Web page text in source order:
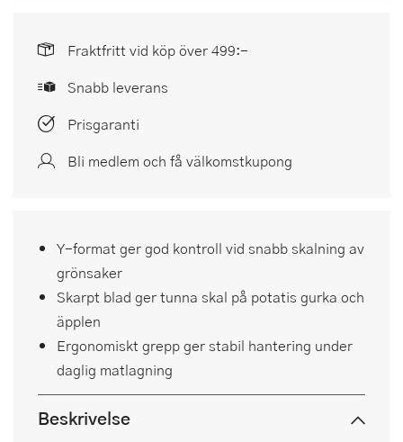
Fraktfritt vid köp över 499:-
Snabb leverans
Prisgaranti
Bli medlem och få välkomstkupong
Y-format ger god kontroll vid snabb skalning av
grönsaker
Skarpt blad ger tunna skal på potatis gurka och
äpplen
Ergonomiskt grepp ger stabil hantering under
daglig matlagning
Beskrivelse